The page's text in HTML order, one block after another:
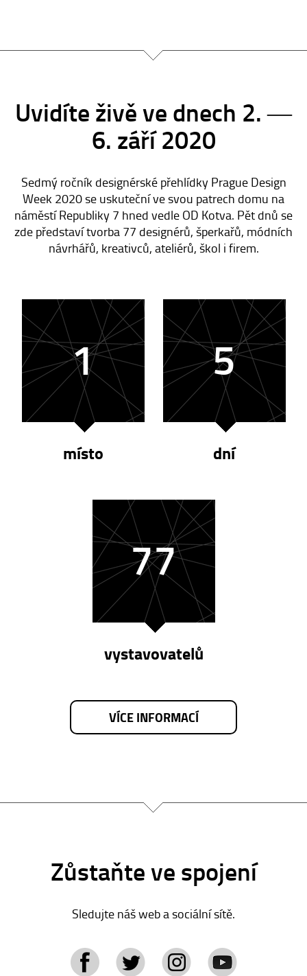
Uvidíte živě ve dnech 2. ―
6. září 2020
Sedmý ročník designérské přehlídky Prague Design
Week 2020 se uskuteční ve svou patrech domu na
náměstí Republiky 7 hned vedle OD Kotva. Pět dnů se
zde představí tvorba 77 designérů, šperkařů, módních
návrhářů, kreativců, ateliérů, škol i firem.
1
místo
5
dní
77
vystavovatelů
VÍCE INFORMACÍ
Zůstaňte ve spojení
Sledujte náš web a sociální sítě.
YouTube